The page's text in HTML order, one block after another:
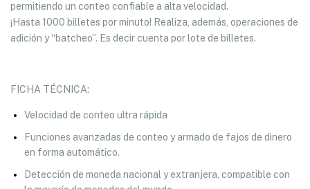
permitiendo un conteo confiable a alta velocidad.
¡Hasta 1000 billetes por minuto! Realiza, además, operaciones de
adición y “batcheo”. Es decir cuenta por lote de billetes.
FICHA TÉCNICA:
Velocidad de conteo ultra rápida
Funciones avanzadas de conteo y armado de fajos de dinero
en forma automático.
Detección de moneda nacional y extranjera, compatible con